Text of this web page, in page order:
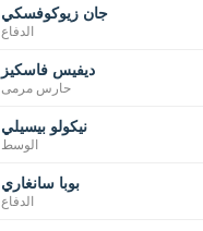
جان زيوكوفسكي
الدفاع
ديفيس فاسكيز
حارس مرمى
نيكولو بيسيلي
الوسط
بوبا سانغاري
الدفاع